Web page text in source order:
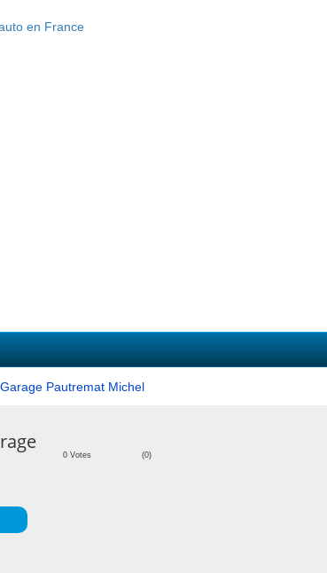
Garage Pautremat Michel
0 Votes (0)